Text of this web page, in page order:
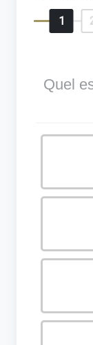
1
Quel